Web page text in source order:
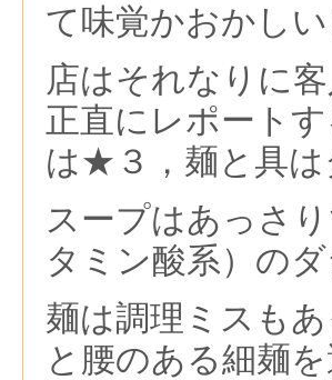
て味覚かおかし
店はそれなりに
正直にレポート
は★３，麺と具
スープはあっさ
タミン酸系）の
麺は調理ミスも
と腰のある細麺